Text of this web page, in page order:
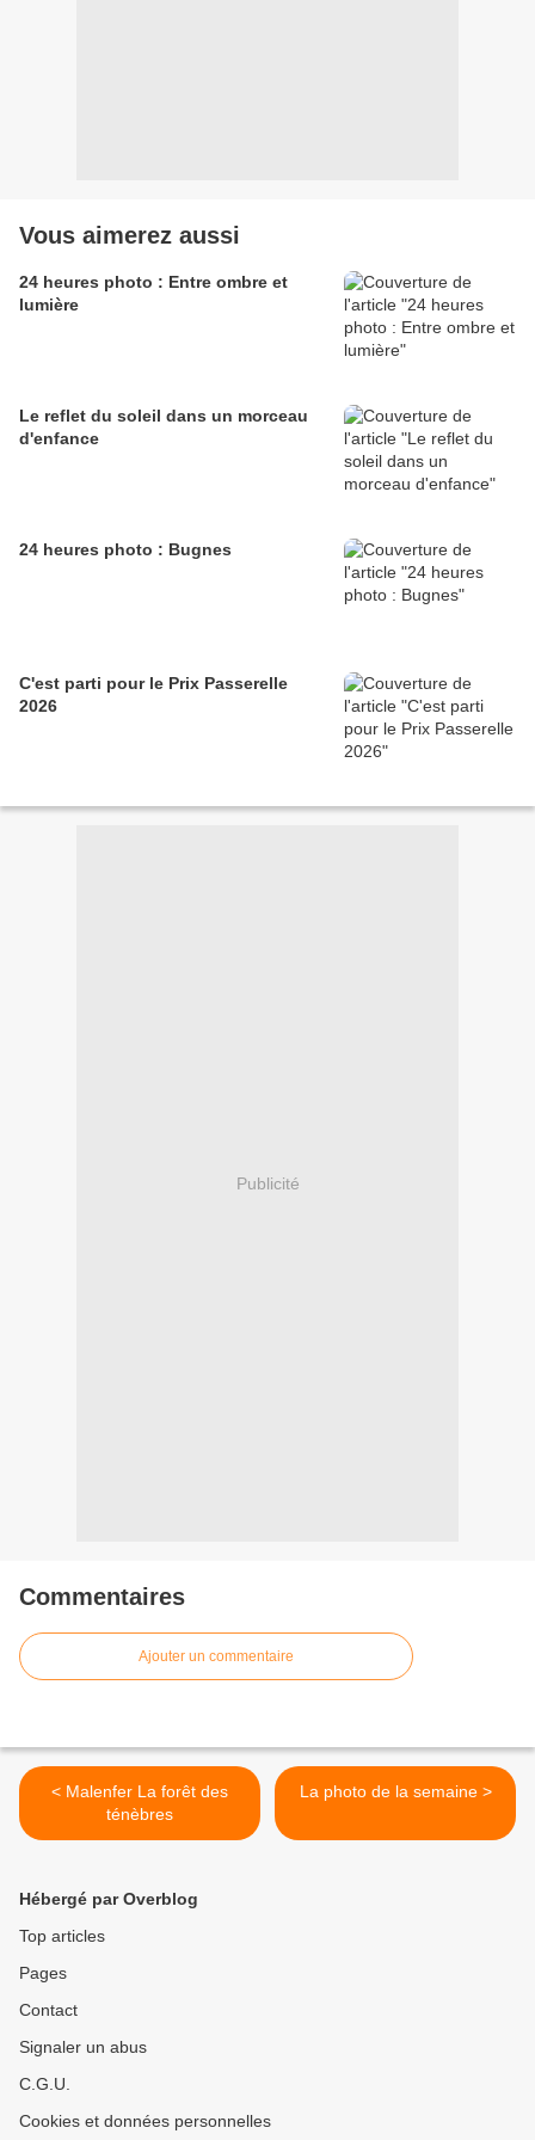
Vous aimerez aussi
24 heures photo : Entre ombre et
lumière
Le reflet du soleil dans un morceau
d'enfance
24 heures photo : Bugnes
C'est parti pour le Prix Passerelle
2026
Publicité
Commentaires
Ajouter un commentaire
< Malenfer La forêt des
ténèbres
La photo de la semaine >
Hébergé par Overblog
Top articles
Pages
Contact
Signaler un abus
C.G.U.
Cookies et données personnelles